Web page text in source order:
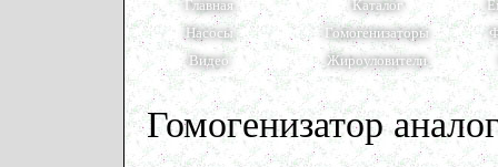
Главная Каталог
Насосы
Гомогенизаторы
Видео
Жироуловители
Гомогенизатор